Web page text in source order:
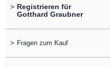
> Registrieren für
Gotthard Graubner
> Fragen zum Kauf